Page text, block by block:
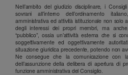
Nell’ambito del giudizio disciplinare, i
sovrani all’interno dell’ordinamento
amministrativa ed attività istituzionale non solo
degli interessi dei propri membri, ma
“pubblico”, ossia un’attività esterna che si
soggettivamente ed oggettivamente
situazione giuridica precedente, potendo non
Ne consegue che la comunicazione con
dell’assunzione della delibera di apertura di
funzione amministrativa del Consiglio.